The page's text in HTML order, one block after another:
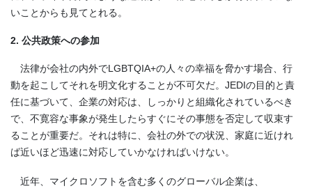
いことからも見てとれる。
2. 公共政策への参加
法律が会社の内外でLGBTQIA+の人々の幸福を脅かす場合、行
動を起こしてそれを明文化することが不可欠だ。JEDIの目的と責
任に基づいて、企業の対応は、しっかりと組織化されているべき
で、不寛容な事象が発生したらすぐにその事態を否定して収束す
ることが重要だ。それは特に、会社の外での状況、家庭に近けれ
ば近いほど迅速に対応していかなければいけない。
近年、マイクロソフトを含む多くのグローバル企業は、